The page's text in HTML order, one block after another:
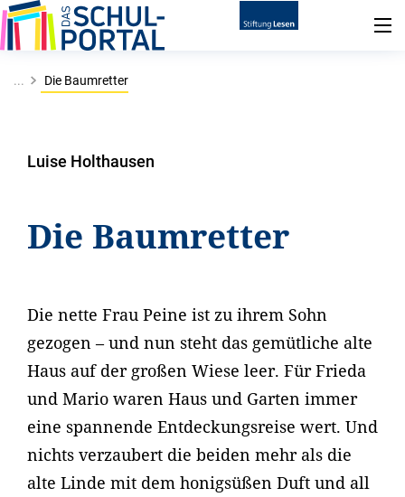
... Die Baumretter
Luise Holthausen
Die Baumretter
Die nette Frau Peine ist zu ihrem Sohn
gezogen – und nun steht das gemütliche alte
Haus auf der großen Wiese leer. Für Frieda
und Mario waren Haus und Garten immer
eine spannende Entdeckungsreise wert. Und
nichts verzaubert die beiden mehr als die
alte Linde mit dem honigsüßen Duft und all